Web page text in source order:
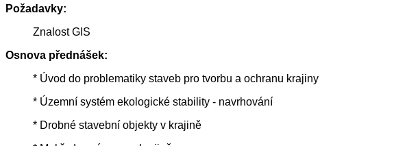
Požadavky:
Znalost GIS
Osnova přednášek:
* Úvod do problematiky staveb pro tvorbu a ochranu krajiny
* Územní systém ekologické stability - navrhování
* Drobné stavební objekty v krajině